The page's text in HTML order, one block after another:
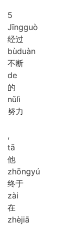
5
Jīngguò
经过
bùduàn
不断
de
的
nǔlì
努力
,
tā
他
zhōngyú
终于
zài
在
zhèjiā